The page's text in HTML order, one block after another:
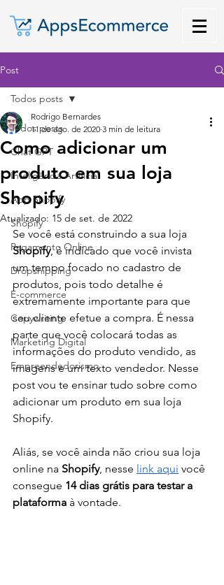
Post
Todos posts
Chat GPT
Inteligência Artificial
App Shopify
Shopify
Pagamento Online
Dropshipping
E-commerce
Copywriting
Marketing Digital
Empreendedorismo
Todos posts
Como adicionar um
produto em sua loja
Shopify
Rodrigo Bernardes
11 de ago. de 2020 3 min de leitura
Atualizado: 15 de set. de 2022
Se você está construindo a sua loja
Shopify, é indicado que você invista
um tempo focado no cadastro de
produtos, pois todo detalhe é
extremamente importante para que
seu cliente efetue a compra. É nessa
parte que você colocará todas as
informações do produto vendido, as
imagens e um texto vendedor. Nesse
post vou te ensinar tudo sobre como
adicionar um produto em sua loja
Shopify.
Aliás, se você ainda não criou sua loja
online na Shopify, nesse link aqui você
consegue 14 dias grátis para testar a
plataforma à vontade.